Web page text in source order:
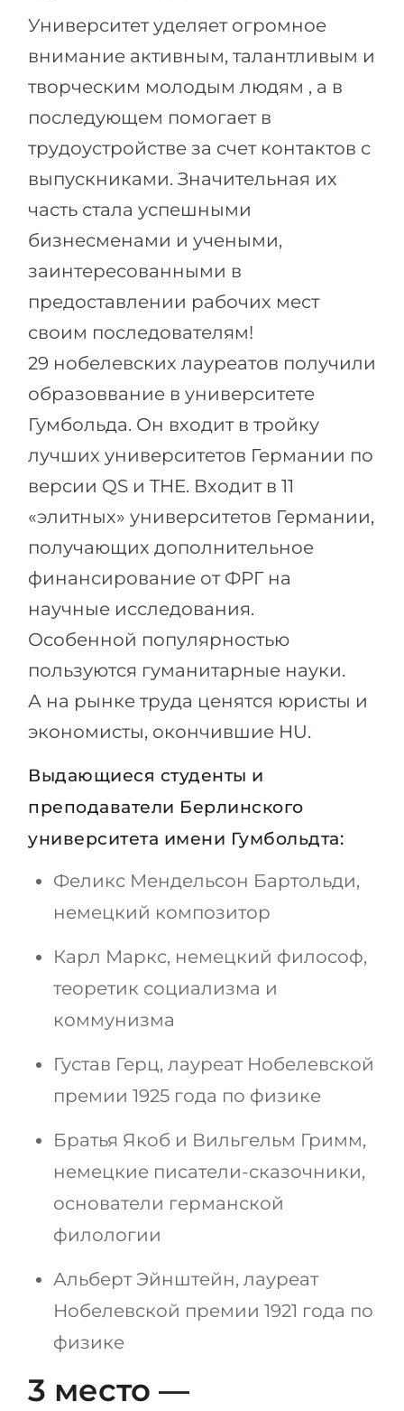
Университет уделяет огромное
внимание активным, талантливым и
творческим молодым людям , а в
последующем помогает в
трудоустройстве за счет контактов с
выпускниками. Значительная их
часть стала успешными
бизнесменами и учеными,
заинтересованными в
предоставлении рабочих мест
своим последователям!
29 нобелевских лауреатов получили
образоввание в университете
Гумбольда. Он входит в тройку
лучших университетов Германии по
версии QS и THE. Входит в 11
«элитных» университетов Германии,
получающих дополнительное
финансирование от ФРГ на
научные исследования.
Особенной популярностью
пользуются гуманитарные науки.
А на рынке труда ценятся юристы и
экономисты, окончившие HU.
Выдающиеся студенты и
преподаватели Берлинского
университета имени Гумбольдта:
Феликс Мендельсон Бартольди,
немецкий композитор
Карл Маркс, немецкий философ,
теоретик социализма и
коммунизма
Густав Герц, лауреат Нобелевской
премии 1925 года по физике
Братья Якоб и Вильгельм Гримм,
немецкие писатели-сказочники,
основатели германской
филологии
Альберт Эйнштейн, лауреат
Нобелевской премии 1921 года по
физике
3 место —